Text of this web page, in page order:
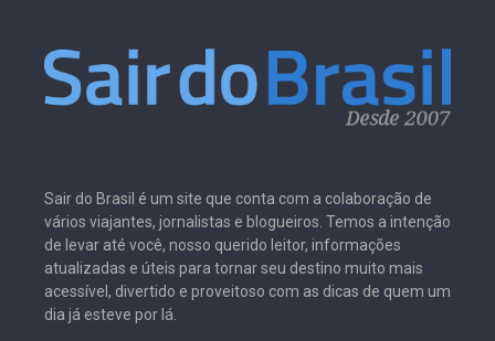
Sair do Brasil é um site que conta com a colaboração de
vários viajantes, jornalistas e blogueiros. Temos a intenção
de levar até você, nosso querido leitor, informações
atualizadas e úteis para tornar seu destino muito mais
acessível, divertido e proveitoso com as dicas de quem um
dia já esteve por lá.